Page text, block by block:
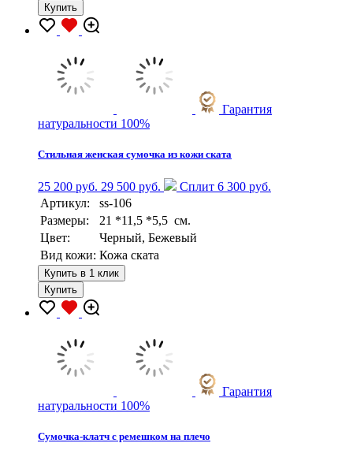
Купить
Гарантия
натуральности 100%
Стильная женская сумочка из кожи ската
25 200 руб. 29 500 руб.
Сплит 6 300 руб.
Артикул:
ss-106
Размеры:
21 *11,5 *5,5 см.
Цвет:
Черный, Бежевый
Вид кожи: Кожа ската
Купить в 1 клик
Купить
Гарантия
натуральности 100%
Сумочка-клатч с ремешком на плечо